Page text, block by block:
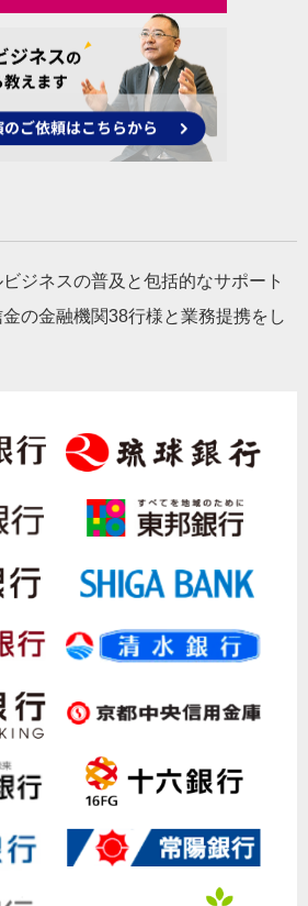
ジネスの普及と包括的なサポート
の金融機関38行様と業務提携をし